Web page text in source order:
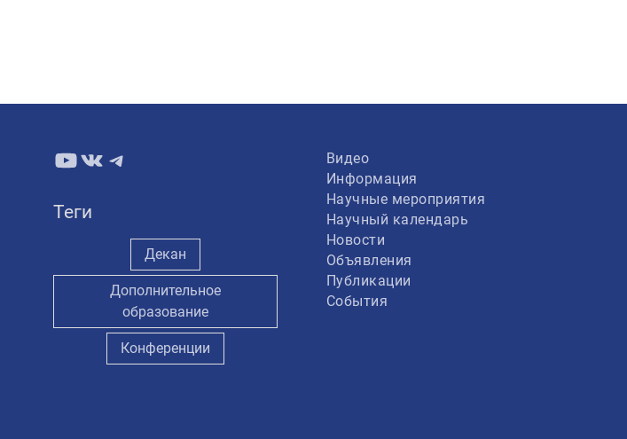
YouTube
ВКонтакте
Telegram
Теги
Декан
Дополнительное
образование
Конференции
Видео
Информация
Научные мероприятия
Научный календарь
Новости
Объявления
Публикации
События